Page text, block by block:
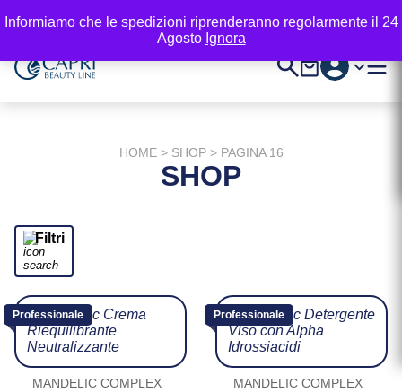
Informiamo che le spedizioni riprenderanno regolarmente il 24
Agosto Ignora
al
Area professionisti
CercaCarrelloAccount
HOME> SHOP> PAGINA 16
SHOP
Filtri
Professionale
MANDELIC COMPLEX
Professionale
MANDELIC COMPLEX